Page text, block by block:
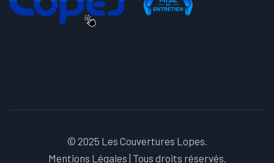
© 2025 Les Couvertures Lopes.
Mentions Légales | Tous droits réservés.